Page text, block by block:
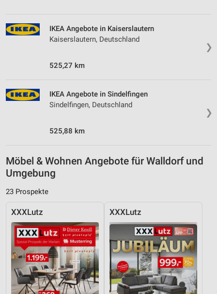
❯
IKEA Angebote in Kaiserslautern
Kaiserslautern, Deutschland
525,27 km
❯
IKEA Angebote in Sindelfingen
Sindelfingen, Deutschland
525,88 km
Möbel & Wohnen Angebote für Walldorf und
Umgebung
23 Prospekte
XXXLutz XXXLutz